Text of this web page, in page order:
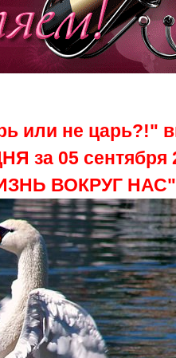
или не царь?!"
за 05 сентября
ВОКРУГ НАС"